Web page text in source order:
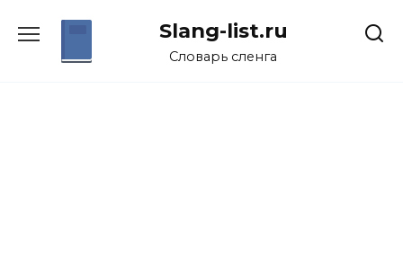
Slang-list.ru
Словарь сленга